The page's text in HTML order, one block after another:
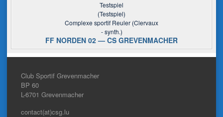
Testspiel
(Testspiel)
Complexe sportif Reuler (Clervaux
- synth.)
FF NORDEN 02 — CS GREVENMACHER
Club Sportif Grevenmacher
BP 60
L-6701 Grevenmacher
contact(at)csg.lu